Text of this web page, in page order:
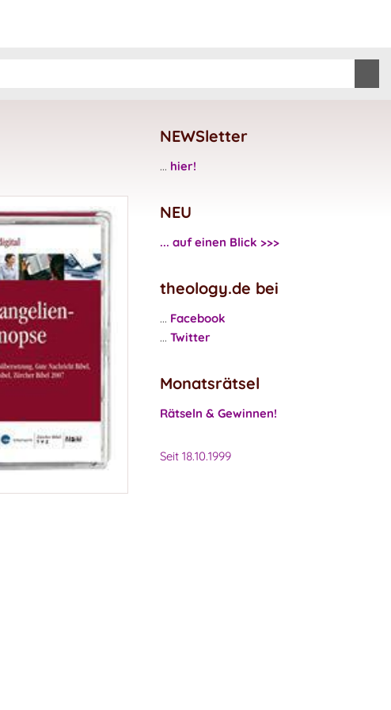
NEWSletter
... hier!
NEU
... auf einen Blick >>>
theology.de bei
... Facebook
... Twitter
Monatsrätsel
Rätseln & Gewinnen!
Seit 18.10.1999